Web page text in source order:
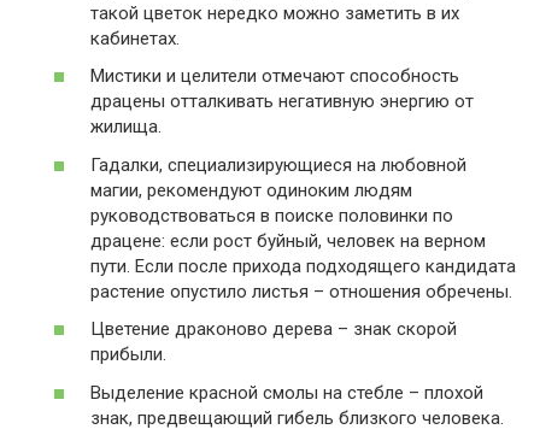
такой цветок нередко можно заметить в их
кабинетах.
Мистики и целители отмечают способность
драцены отталкивать негативную энергию от
жилища.
Гадалки, специализирующиеся на любовной
магии, рекомендуют одиноким людям
руководствоваться в поиске половинки по
драцене: если рост буйный, человек на верном
пути. Если после прихода подходящего кандидата
растение опустило листья – отношения обречены.
Цветение драконово дерева – знак скорой
прибыли.
Выделение красной смолы на стебле – плохой
знак, предвещающий гибель близкого человека.